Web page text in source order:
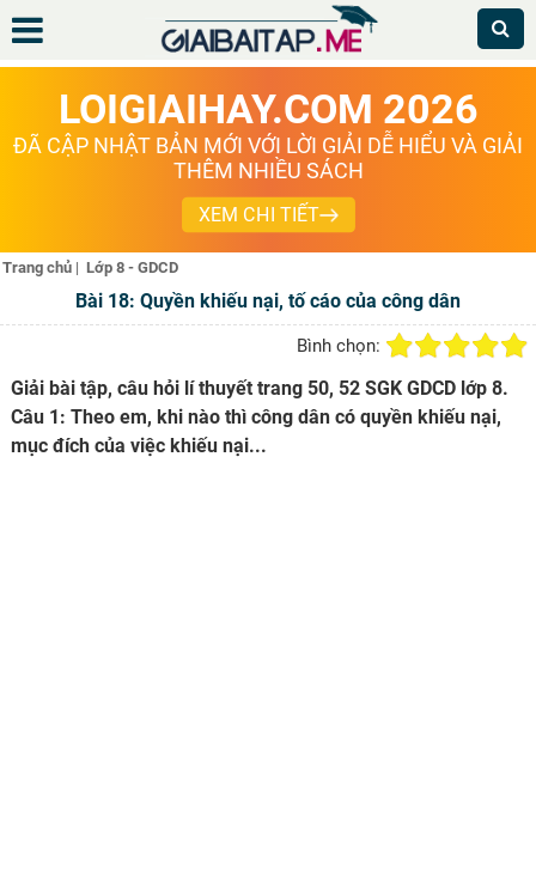
LOIGIAIHAY.COM 2026
ĐÃ CẬP NHẬT BẢN MỚI VỚI LỜI GIẢI DỄ HIỂU VÀ GIẢI
THÊM NHIỀU SÁCH
XEM CHI TIẾT
Trang chủ | Lớp 8 - GDCD
Bài 18: Quyền khiếu nại, tố cáo của công dân
Bình chọn:
Giải bài tập, câu hỏi lí thuyết trang 50, 52 SGK GDCD lớp 8.
Câu 1: Theo em, khi nào thì công dân có quyền khiếu nại,
mục đích của việc khiếu nại...